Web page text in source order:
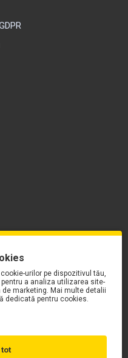
urilor pe dispozitivul tău,
a analiza utilizarea site-
marketing. Mai multe detalii
dedicată pentru cookies.